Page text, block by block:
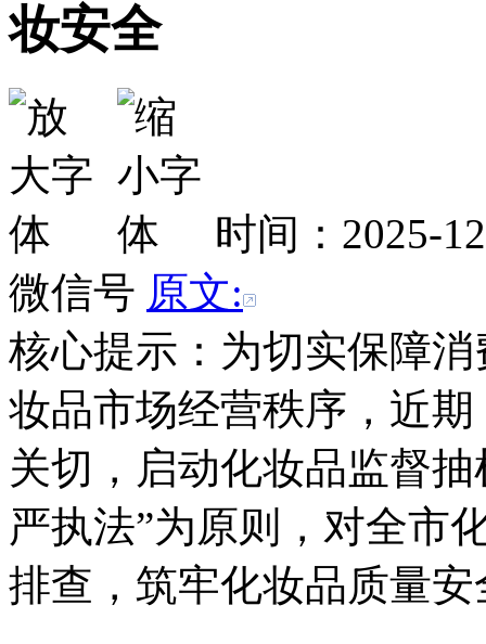
妆安全
时间：2025-
微信号 原文:
核心提示：为切实保障
妆品市场经营秩序，近
关切，启动化妆品监督
严执法”为原则，对全市
排查，筑牢化妆品质量